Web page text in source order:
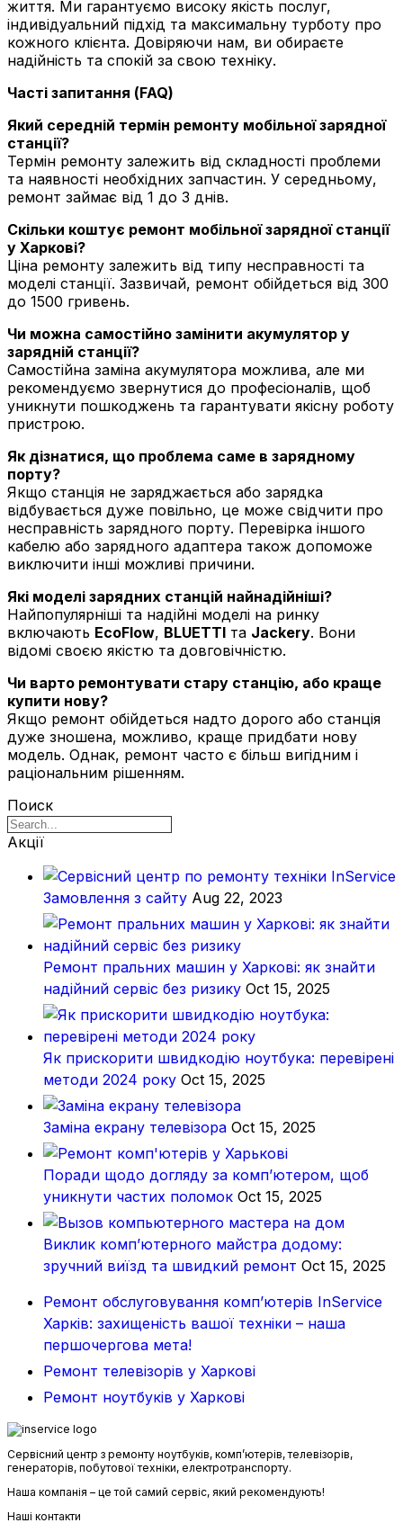
життя. Ми гарантуємо високу якість послуг,
індивідуальний підхід та максимальну турботу про
кожного клієнта. Довіряючи нам, ви обираєте
надійність та спокій за свою техніку.
Часті запитання (FAQ)
Який середній термін ремонту мобільної зарядної
станції?
Термін ремонту залежить від складності проблеми
та наявності необхідних запчастин. У середньому,
ремонт займає від 1 до 3 днів.
Скільки коштує ремонт мобільної зарядної станції
у Харкові?
Ціна ремонту залежить від типу несправності та
моделі станції. Зазвичай, ремонт обійдеться від 300
до 1500 гривень.
Чи можна самостійно замінити акумулятор у
зарядній станції?
Самостійна заміна акумулятора можлива, але ми
рекомендуємо звернутися до професіоналів, щоб
уникнути пошкоджень та гарантувати якісну роботу
пристрою.
Як дізнатися, що проблема саме в зарядному
порту?
Якщо станція не заряджається або зарядка
відбувається дуже повільно, це може свідчити про
несправність зарядного порту. Перевірка іншого
кабелю або зарядного адаптера також допоможе
виключити інші можливі причини.
Які моделі зарядних станцій найнадійніші?
Найпопулярніші та надійні моделі на ринку
включають EcoFlow, BLUETTI та Jackery. Вони
відомі своєю якістю та довговічністю.
Чи варто ремонтувати стару станцію, або краще
купити нову?
Якщо ремонт обійдеться надто дорого або станція
дуже зношена, можливо, краще придбати нову
модель. Однак, ремонт часто є більш вигідним і
раціональним рішенням.
Поиск
Акції
Замовлення з сайту Aug 22, 2023
Ремонт пральних машин у Харкові: як знайти
надійний сервіс без ризику Oct 15, 2025
Як прискорити швидкодію ноутбука: перевірені
методи 2024 року Oct 15, 2025
Заміна екрану телевізора Oct 15, 2025
Поради щодо догляду за комп’ютером, щоб
уникнути частих поломок Oct 15, 2025
Виклик комп’ютерного майстра додому:
зручний виїзд та швидкий ремонт Oct 15, 2025
Ремонт обслуговування комп’ютерів InService
Харків: захищеність вашої техніки – наша
першочергова мета!
Ремонт телевізорів у Харкові
Ремонт ноутбуків у Харкові
Сервісний центр з ремонту ноутбуків, комп’ютерів, телевізорів,
генераторів, побутової техніки, електротранспорту.
Наша компанія – це той самий сервіс, який рекомендують!
Наші контакти